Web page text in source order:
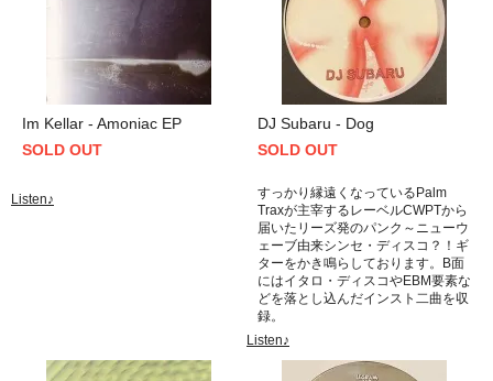
Im Kellar - Amoniac EP
SOLD OUT
Listen♪
DJ Subaru - Dog
SOLD OUT
すっかり縁遠くなっているPalm
Traxが主宰するレーベルCWPTから
届いたリーズ発のパンク～ニューウ
ェーブ由来シンセ・ディスコ？！ギ
ターをかき鳴らしております。B面
にはイタロ・ディスコやEBM要素な
どを落とし込んだインスト二曲を収
録。
Listen♪